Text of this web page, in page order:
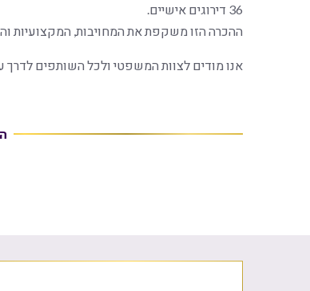
36 דירוגים אישיים.
ההכרה הזו משקפת את המחויבות, המקצועיות
אנו מודים לצוות המשפטי ולכל השותפים